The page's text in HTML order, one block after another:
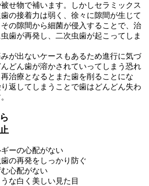
せ物で補います。しかしセラミックス
の接着力は弱く、徐々に隙間が生じて
の隙間から細菌が侵入することで、治
歯が再発し、二次虫歯が起こってしま
が出ないケースもあるため進行に気づ
どん歯が溶かされていってしまう恐れ
治療となるとまた歯を削ることにな
返してしまうことで歯はどんどん失わ